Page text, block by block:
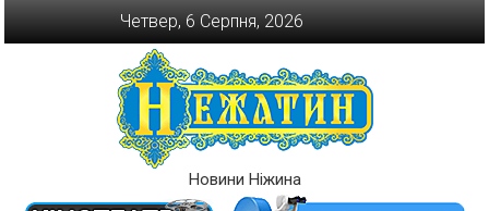
Четвер, 6 Серпня, 2026
Новини Ніжина